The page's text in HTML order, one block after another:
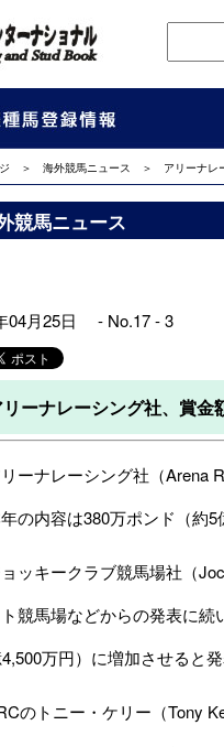
＞ 海外競馬ニュース ＞ アリーナレ
競馬ニュース
04月25日 - No.17 - 3
ーナレーシング社、賞金
ーナレーシング社（Arena
の内容は380万ポンド（約5
ッキークラブ競馬場社（
競馬場などからの発表に
万円）に増加させると発
のトニー・ケリー（Tony